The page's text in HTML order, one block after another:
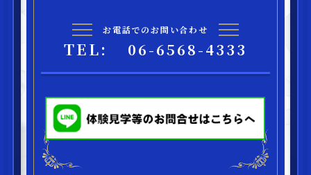
お電話でのお問い合わせ
TEL: 06-6568-4333